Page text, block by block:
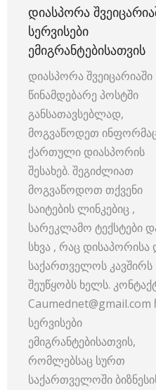
ᲓᲘᲐᲡᲞᲝᲠᲐ
ᲡᲔᲠᲕᲘᲡᲔᲑᲘ
ᲔᲛᲘᲒᲠᲐᲜᲢᲔᲑᲘᲡᲐᲗᲕᲘᲡ
დიასპორა შვეიცარიაში
წინამდებარე პოსტში
განსათავსებლად,
მოგვაწოდეთ
ქართული დიასპორის
შესახებ. შეგიძლიათ
მოგვაწოდოთ თქვენი
საიტების ლინკებიც ,
სარეკლამო ტექსტები
სხვა , რაც დისაპორისა
საქართველოს კავშირს
შეუწყობს ხელს.
Caumednet@gmail.com
სერვისები
ემიგრანტებისათვის,
რომლებსაც სურთ
საქართველოში